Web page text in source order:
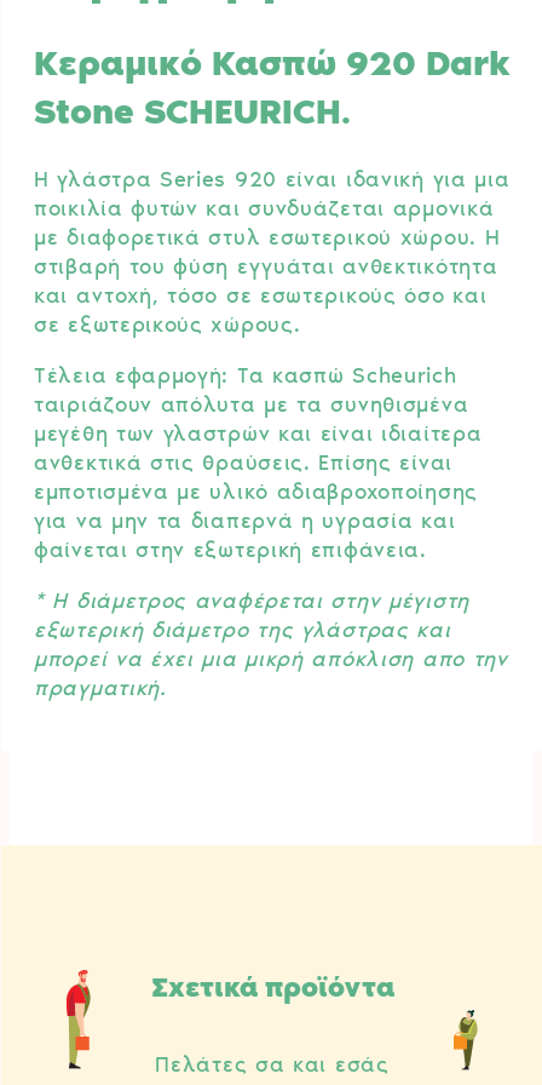
Κεραμικό Κασπώ 920 Dark
Stone SCHEURICH.
Η γλάστρα Series 920 είναι ιδανική για μια
ποικιλία φυτών και συνδυάζεται αρμονικά
με διαφορετικά στυλ εσωτερικού χώρου. Η
στιβαρή του φύση εγγυάται ανθεκτικότητα
και αντοχή, τόσο σε εσωτερικούς όσο και
σε εξωτερικούς χώρους.
Τέλεια εφαρμογή: Τα κασπώ Scheurich
ταιριάζουν απόλυτα με τα συνηθισμένα
μεγέθη των γλαστρών και είναι ιδιαίτερα
ανθεκτικά στις θραύσεις. Επίσης είναι
εμποτισμένα με υλικό αδιαβροχοποίησης
για να μην τα διαπερνά η υγρασία και
φαίνεται στην εξωτερική επιφάνεια.
* Η διάμετρος αναφέρεται στην μέγιστη
εξωτερική διάμετρο της γλάστρας και
μπορεί να έχει μια μικρή απόκλιση απο την
πραγματική.
Σχετικά προϊόντα
Πελάτες σα και εσάς